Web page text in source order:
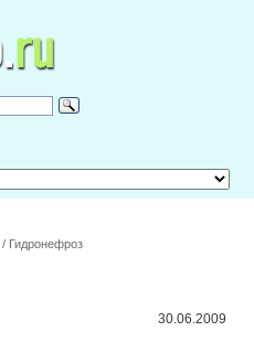
/ Гидронефроз
30.06.2009